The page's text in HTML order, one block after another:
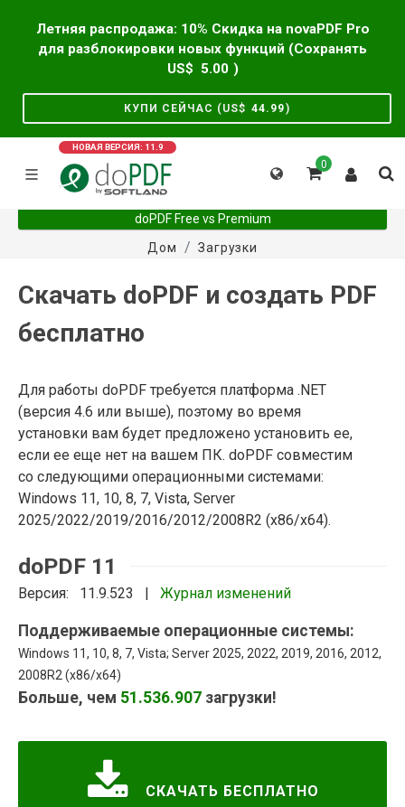
Летняя распродажа: 10% Скидка на novaPDF Pro
для разблокировки новых функций (Сохранять
US$ 5.00 )
КУПИ СЕЙЧАС (US$ 44.99)
НОВАЯ ВЕРСИЯ: 11.9
0
doPDF Free vs Premium
Дом
Загрузки
Скачать doPDF и создать PDF
бесплатно
Для работы doPDF требуется платформа .NET
(версия 4.6 или выше), поэтому во время
установки вам будет предложено установить ее,
если ее еще нет на вашем ПК. doPDF совместим
со следующими операционными системами:
Windows 11, 10, 8, 7, Vista, Server
2025/2022/2019/2016/2012/2008R2 (x86/x64).
doPDF 11
Версия: 11.9.523 | Журнал изменений
Поддерживаемые операционные системы:
Windows 11, 10, 8, 7, Vista; Server 2025, 2022, 2019, 2016, 2012,
2008R2 (x86/x64)
Больше, чем 51.536.907 загрузки!
СКАЧАТЬ БЕСПЛАТНО